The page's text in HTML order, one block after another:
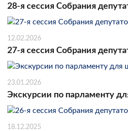
28-я сессия Собрания
12.02.2026
27-я сессия Собрания
23.01.2026
Экскурсии по парламенту
18.12.2025